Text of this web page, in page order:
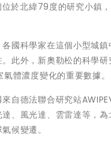
北緯79度的研究小鎮，
國科學家在這個小型城
此外，新奧勒松的科學
體濃度變化的重要數據。
自德法聯合研究站
、風光達、雲雷達等，
候變遷。